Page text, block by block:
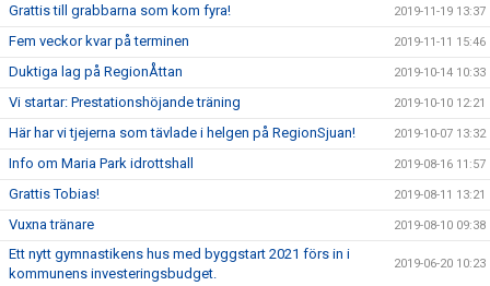
Grattis till grabbarna som kom fyra! 2019-11-19 13:37
Fem veckor kvar på terminen 2019-11-11 15:46
Duktiga lag på RegionÅttan 2019-10-14 10:33
Vi startar: Prestationshöjande träning 2019-10-10 12:21
Här har vi tjejerna som tävlade i helgen på RegionSjuan! 2019-10-07 13:32
Info om Maria Park idrottshall 2019-08-16 11:57
Grattis Tobias! 2019-08-11 13:21
Vuxna tränare 2019-08-10 09:38
Ett nytt gymnastikens hus med byggstart 2021 förs in i
kommunens investeringsbudget.
2019-06-20 10:23